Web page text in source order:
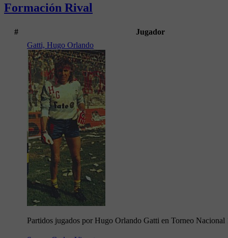
Formación Rival
#
Jugador
Gatti, Hugo Orlando
Partidos jugados por Hugo Orlando Gatti en Torneo Nacional